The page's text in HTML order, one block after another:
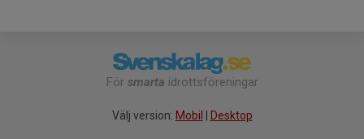
För smarta idrottsföreningar
Välj version: Mobil Desktop